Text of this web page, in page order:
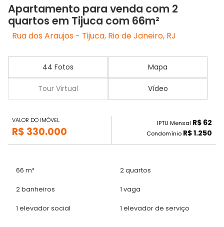
Apartamento para venda com 2
quartos em Tijuca com 66m²
Rua dos Araujos - Tijuca, Rio de Janeiro, RJ
44 Fotos Mapa
Tour Virtual Vídeo
VALOR DO IMÓVEL
R$ 330.000
IPTU Mensal R$ 62
Condomínio R$ 1.250
66 m² 2 quartos
2 banheiros 1 vaga
1 elevador social 1 elevador de serviço